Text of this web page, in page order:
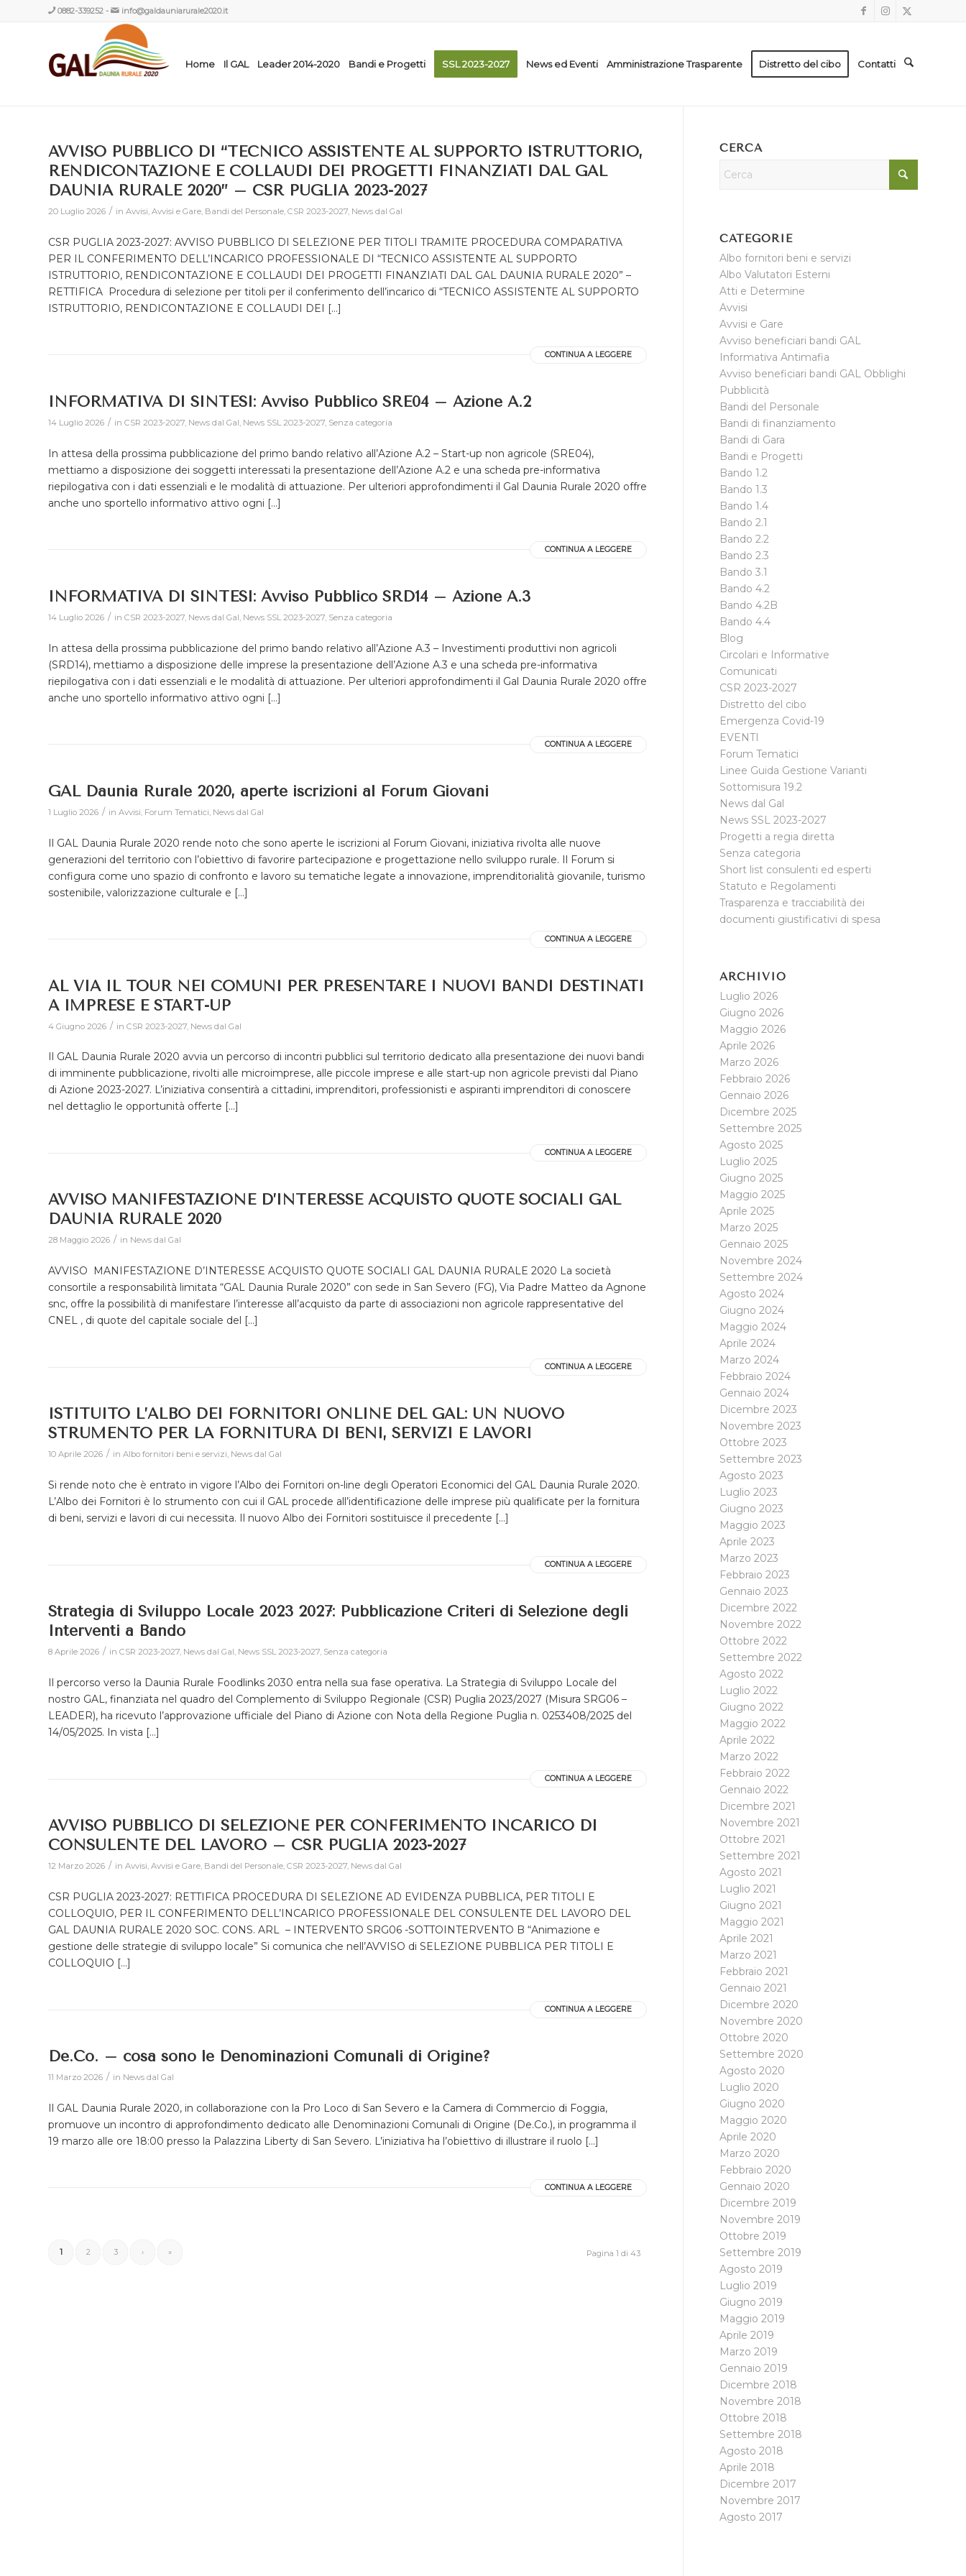
0882-339252 - info@galdauniarurale2020.it
Home Il GAL Leader 2014-2020 Bandi e Progetti SSL 2023-2027 News ed Eventi Amministrazione Trasparente Distretto del cibo Contatti
AVVISO PUBBLICO DI “TECNICO ASSISTENTE AL SUPPORTO ISTRUTTORIO,
RENDICONTAZIONE E COLLAUDI DEI PROGETTI FINANZIATI DAL GAL
DAUNIA RURALE 2020” – CSR PUGLIA 2023-2027
20 Luglio 2026 / in Avvisi, Avvisi e Gare, Bandi del Personale, CSR 2023-2027, News dal Gal
CSR PUGLIA 2023-2027: AVVISO PUBBLICO DI SELEZIONE PER TITOLI TRAMITE PROCEDURA COMPARATIVA
PER IL CONFERIMENTO DELL’INCARICO PROFESSIONALE DI “TECNICO ASSISTENTE AL SUPPORTO
ISTRUTTORIO, RENDICONTAZIONE E COLLAUDI DEI PROGETTI FINANZIATI DAL GAL DAUNIA RURALE 2020” –
RETTIFICA Procedura di selezione per titoli per il conferimento dell’incarico di “TECNICO ASSISTENTE AL SUPPORTO
ISTRUTTORIO, RENDICONTAZIONE E COLLAUDI DEI […]
CONTINUA A LEGGERE
INFORMATIVA DI SINTESI: Avviso Pubblico SRE04 – Azione A.2
14 Luglio 2026 / in CSR 2023-2027, News dal Gal, News SSL 2023-2027, Senza categoria
In attesa della prossima pubblicazione del primo bando relativo all’Azione A.2 – Start-up non agricole (SRE04),
mettiamo a disposizione dei soggetti interessati la presentazione dell’Azione A.2 e una scheda pre-informativa
riepilogativa con i dati essenziali e le modalità di attuazione. Per ulteriori approfondimenti il Gal Daunia Rurale 2020 offre
anche uno sportello informativo attivo ogni […]
CONTINUA A LEGGERE
INFORMATIVA DI SINTESI: Avviso Pubblico SRD14 – Azione A.3
14 Luglio 2026 / in CSR 2023-2027 News dal Gal News SSL 2023-2027 Senza categoria
In attesa della prossima pubblicazione del primo bando relativo all’Azione A.3 – Investimenti produttivi non agricoli
(SRD14), mettiamo a disposizione delle imprese la presentazione dell’Azione A.3 e una scheda pre-informativa
riepilogativa con i dati essenziali e le modalità di attuazione. Per ulteriori approfondimenti il Gal Daunia Rurale 2020 offre
anche uno sportello informativo attivo ogni […]
CONTINUA A LEGGERE
GAL Daunia Rurale 2020, aperte iscrizioni al Forum Giovani
1 Luglio 2026 / in Avvisi Forum Tematici News dal Gal
Il GAL Daunia Rurale 2020 rende noto che sono aperte le iscrizioni al Forum Giovani, iniziativa rivolta alle nuove
generazioni del territorio con l’obiettivo di favorire partecipazione e progettazione nello sviluppo rurale. Il Forum si
configura come uno spazio di confronto e lavoro su tematiche legate a innovazione, imprenditorialità giovanile, turismo
sostenibile, valorizzazione culturale e […]
CONTINUA A LEGGERE
AL VIA IL TOUR NEI COMUNI PER PRESENTARE I NUOVI BANDI DESTINATI
A IMPRESE E START-UP
4 Giugno 2026 / in CSR 2023-2027 News dal Gal
Il GAL Daunia Rurale 2020 avvia un percorso di incontri pubblici sul territorio dedicato alla presentazione dei nuovi bandi
di imminente pubblicazione, rivolti alle microimprese, alle piccole imprese e alle start-up non agricole previsti dal Piano
di Azione 2023-2027. L’iniziativa consentirà a cittadini, imprenditori, professionisti e aspiranti imprenditori di conoscere
nel dettaglio le opportunità offerte […]
CONTINUA A LEGGERE
AVVISO MANIFESTAZIONE D’INTERESSE ACQUISTO QUOTE SOCIALI GAL
DAUNIA RURALE 2020
28 Maggio 2026 / in News dal Gal
AVVISO MANIFESTAZIONE D’INTERESSE ACQUISTO QUOTE SOCIALI GAL DAUNIA RURALE 2020 La società
consortile a responsabilità limitata “GAL Daunia Rurale 2020” con sede in San Severo (FG), Via Padre Matteo da Agnone
snc, offre la possibilità di manifestare l’interesse all’acquisto da parte di associazioni non agricole rappresentative del
CNEL , di quote del capitale sociale del […]
CONTINUA A LEGGERE
ISTITUITO L’ALBO DEI FORNITORI ONLINE DEL GAL: UN NUOVO
STRUMENTO PER LA FORNITURA DI BENI, SERVIZI E LAVORI
10 Aprile 2026 / in Albo fornitori beni e servizi, News dal Gal
Si rende noto che è entrato in vigore l’Albo dei Fornitori on-line degli Operatori Economici del GAL Daunia Rurale 2020.
L’Albo dei Fornitori è lo strumento con cui il GAL procede all’identificazione delle imprese più qualificate per la fornitura
di beni, servizi e lavori di cui necessita. Il nuovo Albo dei Fornitori sostituisce il precedente […]
CONTINUA A LEGGERE
Strategia di Sviluppo Locale 2023 2027: Pubblicazione Criteri di Selezione degli
Interventi a Bando
8 Aprile 2026 / in CSR 2023-2027, News dal Gal, News SSL 2023-2027, Senza categoria
Il percorso verso la Daunia Rurale Foodlinks 2030 entra nella sua fase operativa. La Strategia di Sviluppo Locale del
nostro GAL, finanziata nel quadro del Complemento di Sviluppo Regionale (CSR) Puglia 2023/2027 (Misura SRG06 –
LEADER), ha ricevuto l’approvazione ufficiale del Piano di Azione con Nota della Regione Puglia n. 0253408/2025 del
14/05/2025. In vista […]
CONTINUA A LEGGERE
AVVISO PUBBLICO DI SELEZIONE PER CONFERIMENTO INCARICO DI
CONSULENTE DEL LAVORO – CSR PUGLIA 2023-2027
12 Marzo 2026 / in Avvisi, Avvisi e Gare, Bandi del Personale, CSR 2023-2027, News dal Gal
CSR PUGLIA 2023-2027: RETTIFICA PROCEDURA DI SELEZIONE AD EVIDENZA PUBBLICA, PER TITOLI E
COLLOQUIO, PER IL CONFERIMENTO DELL’INCARICO PROFESSIONALE DEL CONSULENTE DEL LAVORO DEL
GAL DAUNIA RURALE 2020 SOC. CONS. ARL – INTERVENTO SRG06 -SOTTOINTERVENTO B “Animazione e
gestione delle strategie di sviluppo locale” Si comunica che nell’AVVISO di SELEZIONE PUBBLICA PER TITOLI E
COLLOQUIO […]
CONTINUA A LEGGERE
De.Co. – cosa sono le Denominazioni Comunali di Origine?
11 Marzo 2026 / in News dal Gal
Il GAL Daunia Rurale 2020, in collaborazione con la Pro Loco di San Severo e la Camera di Commercio di Foggia,
promuove un incontro di approfondimento dedicato alle Denominazioni Comunali di Origine (De.Co.), in programma il
19 marzo alle ore 18:00 presso la Palazzina Liberty di San Severo. L’iniziativa ha l’obiettivo di illustrare il ruolo […]
CONTINUA A LEGGERE
Pagina 1 di 43
1 2 3 › »
CERCA
CATEGORIE
Albo fornitori beni e servizi
Albo Valutatori Esterni
Atti e Determine
Avvisi
Avvisi e Gare
Avviso beneficiari bandi GAL
Informativa Antimafia
Avviso beneficiari bandi GAL Obblighi
Pubblicità
Bandi del Personale
Bandi di finanziamento
Bandi di Gara
Bandi e Progetti
Bando 1.2
Bando 1.3
Bando 1.4
Bando 2.1
Bando 2.2
Bando 2.3
Bando 3.1
Bando 4.2
Bando 4.2B
Bando 4.4
Blog
Circolari e Informative
Comunicati
CSR 2023-2027
Distretto del cibo
Emergenza Covid-19
EVENTI
Forum Tematici
Linee Guida Gestione Varianti
Sottomisura 19.2
News dal Gal
News SSL 2023-2027
Progetti a regia diretta
Senza categoria
Short list consulenti ed esperti
Statuto e Regolamenti
Trasparenza e tracciabilità dei
documenti giustificativi di spesa
ARCHIVIO
Luglio 2026
Giugno 2026
Maggio 2026
Aprile 2026
Marzo 2026
Febbraio 2026
Gennaio 2026
Dicembre 2025
Settembre 2025
Agosto 2025
Luglio 2025
Giugno 2025
Maggio 2025
Aprile 2025
Marzo 2025
Gennaio 2025
Novembre 2024
Settembre 2024
Agosto 2024
Giugno 2024
Maggio 2024
Aprile 2024
Marzo 2024
Febbraio 2024
Gennaio 2024
Dicembre 2023
Novembre 2023
Ottobre 2023
Settembre 2023
Agosto 2023
Luglio 2023
Giugno 2023
Maggio 2023
Aprile 2023
Marzo 2023
Febbraio 2023
Gennaio 2023
Dicembre 2022
Novembre 2022
Ottobre 2022
Settembre 2022
Agosto 2022
Luglio 2022
Giugno 2022
Maggio 2022
Aprile 2022
Marzo 2022
Febbraio 2022
Gennaio 2022
Dicembre 2021
Novembre 2021
Ottobre 2021
Settembre 2021
Agosto 2021
Luglio 2021
Giugno 2021
Maggio 2021
Aprile 2021
Marzo 2021
Febbraio 2021
Gennaio 2021
Dicembre 2020
Novembre 2020
Ottobre 2020
Settembre 2020
Agosto 2020
Luglio 2020
Giugno 2020
Maggio 2020
Aprile 2020
Marzo 2020
Febbraio 2020
Gennaio 2020
Dicembre 2019
Novembre 2019
Ottobre 2019
Settembre 2019
Agosto 2019
Luglio 2019
Giugno 2019
Maggio 2019
Aprile 2019
Marzo 2019
Gennaio 2019
Dicembre 2018
Novembre 2018
Ottobre 2018
Settembre 2018
Agosto 2018
Aprile 2018
Dicembre 2017
Novembre 2017
Agosto 2017